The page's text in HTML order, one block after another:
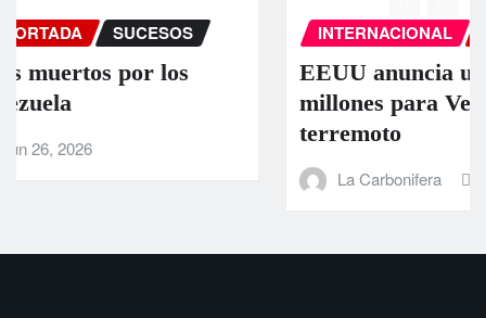
INTERNACIONAL PORTADA SUCESOS
EEUU anuncia una ayuda de 130
millones para Venezuela tras el doble
Jun 25, 2026